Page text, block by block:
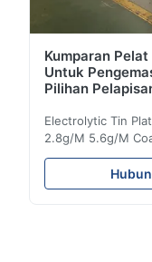
Kumparan
Untuk
Pilihan
Electrolytic Tin
2.8g/M 5.6g/M
Electrolytic Tin
2.8/2.8 & 5.6/
TFS Electrolytic